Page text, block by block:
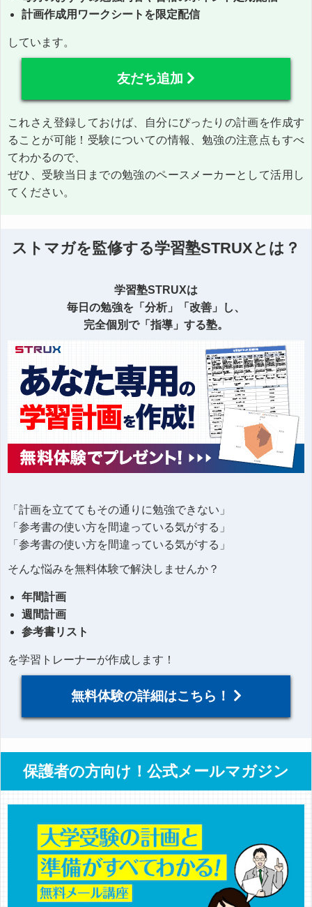
計画作成用ワークシートを限定配信
しています。
友だち追加
これさえ登録しておけば、自分にぴったりの計画を作成す
ることが可能！受験についての情報、勉強の注意点もすべ
てわかるので、
ぜひ、受験当日までの勉強のペースメーカーとして活用し
てください。
ストマガを監修する学習塾STRUXとは？
学習塾STRUXは
毎日の勉強を「分析」「改善」し、
完全個別で「指導」する塾。
「計画を立ててもその通りに勉強できない」
「参考書の使い方を間違っている気がする」
「参考書の使い方を間違っている気がする」
そんな悩みを無料体験で解決しませんか？
年間計画
週間計画
参考書リスト
を学習トレーナーが作成します！
無料体験の詳細はこちら！
保護者の方向け！公式メールマガジン